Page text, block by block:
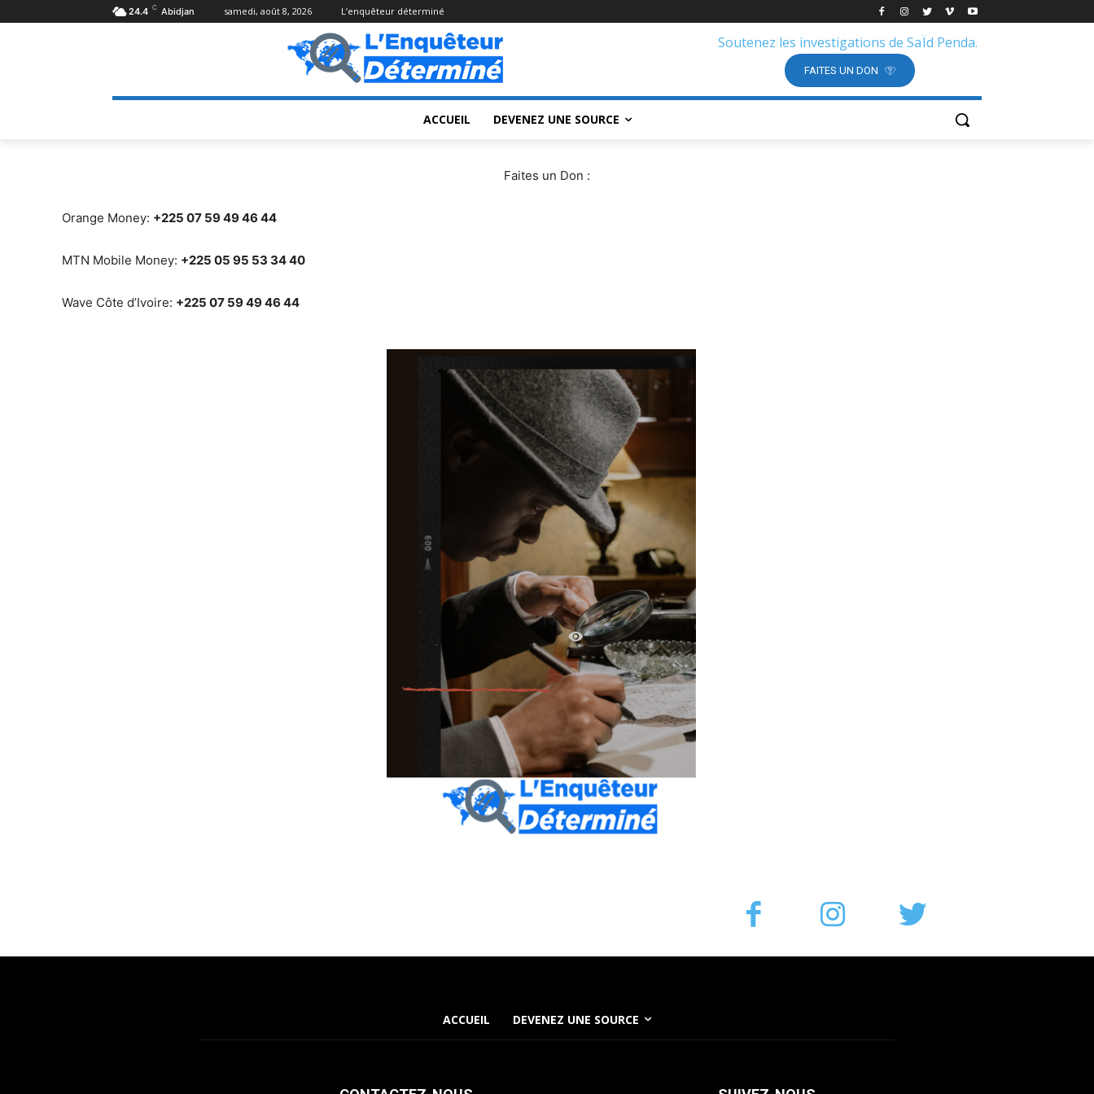
24.4 C Abidjan samedi, août 8, 2026 L’enquêteur déterminé
Soutenez les investigations de SaÏd Penda.
FAITES UN DON
ACCUEIL DEVENEZ UNE SOURCE
Faites un Don :
Orange Money: +225 07 59 49 46 44
MTN Mobile Money: +225 05 95 53 34 40
Wave Côte d’Ivoire: +225 07 59 49 46 44
ACCUEIL DEVENEZ UNE SOURCE